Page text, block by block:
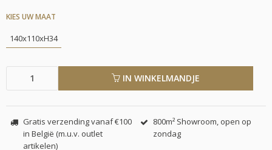
KIES UW MAAT
140x110xH34
IN WINKELMANDJE
Gratis verzending vanaf €100
in België (m.u.v. outlet
artikelen)
800m² Showroom, open op
zondag